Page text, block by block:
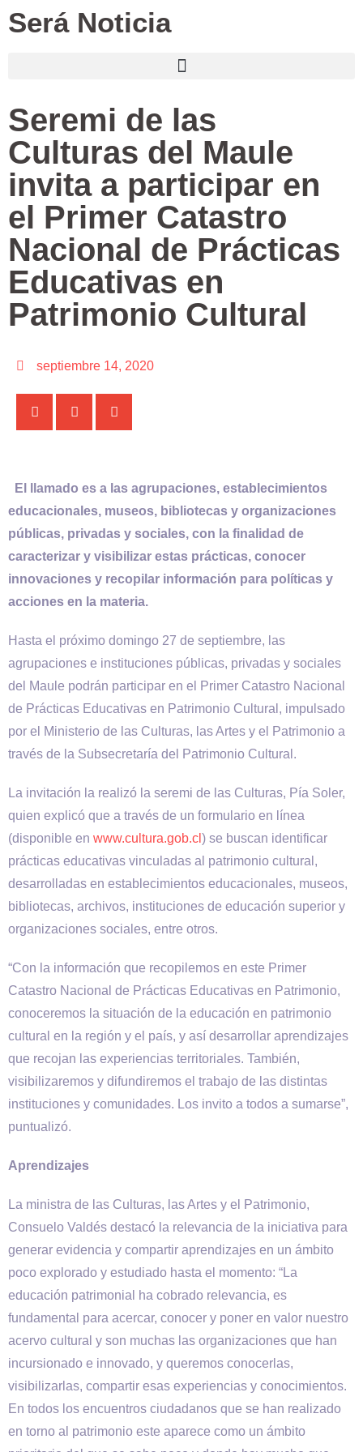
Será Noticia
Seremi de las
Culturas del Maule
invita a participar en
el Primer Catastro
Nacional de Prácticas
Educativas en
Patrimonio Cultural
septiembre 14, 2020
El llamado es a las agrupaciones, establecimientos
educacionales, museos, bibliotecas y organizaciones
públicas, privadas y sociales, con la finalidad de
caracterizar y visibilizar estas prácticas, conocer
innovaciones y recopilar información para políticas y
acciones en la materia.
Hasta el próximo domingo 27 de septiembre, las
agrupaciones e instituciones públicas, privadas y sociales
del Maule podrán participar en el Primer Catastro Nacional
de Prácticas Educativas en Patrimonio Cultural, impulsado
por el Ministerio de las Culturas, las Artes y el Patrimonio a
través de la Subsecretaría del Patrimonio Cultural.
La invitación la realizó la seremi de las Culturas, Pía Soler,
quien explicó que a través de un formulario en línea
(disponible en www.cultura.gob.cl ) se buscan identificar
prácticas educativas vinculadas al patrimonio cultural,
desarrolladas en establecimientos educacionales, museos,
bibliotecas, archivos, instituciones de educación superior y
organizaciones sociales, entre otros.
“Con la información que recopilemos en este Primer
Catastro Nacional de Prácticas Educativas en Patrimonio,
conoceremos la situación de la educación en patrimonio
cultural en la región y el país, y así desarrollar aprendizajes
que recojan las experiencias territoriales. También,
visibilizaremos y difundiremos el trabajo de las distintas
instituciones y comunidades. Los invito a todos a sumarse”,
puntualizó.
Aprendizajes
La ministra de las Culturas, las Artes y el Patrimonio,
Consuelo Valdés destacó la relevancia de la iniciativa para
generar evidencia y compartir aprendizajes en un ámbito
poco explorado y estudiado hasta el momento: “La
educación patrimonial ha cobrado relevancia, es
fundamental para acercar, conocer y poner en valor nuestro
acervo cultural y son muchas las organizaciones que han
incursionado e innovado, y queremos conocerlas,
visibilizarlas, compartir esas experiencias y conocimientos.
En todos los encuentros ciudadanos que se han realizado
en torno al patrimonio este aparece como un ámbito